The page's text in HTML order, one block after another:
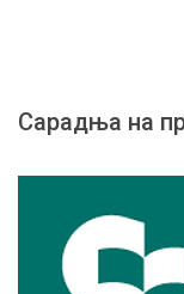
Сарадња на